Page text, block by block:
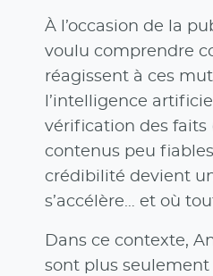
À l’occasion de la
voulu comprendre
réagissent à ces
l’intelligence
vérification des faits
contenus peu
crédibilité devient
s’accélère… et où
Dans ce contexte,
sont plus seulement